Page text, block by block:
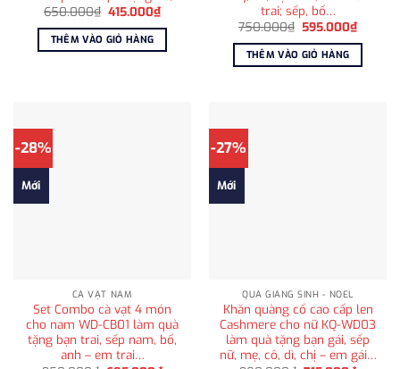
650.000₫ Giá
là:
650.000₫.
415.000₫Giá
hiện
tại
415.000₫.
THÊM VÀO GIỎ HÀNG
trai; sếp, bố…
750.000₫ Giá
là:
750.000₫.
595.000₫Giá
hiện
tại
THÊM VÀO GIỎ HÀNG
-28%
Mới
CÀ VẠT NAM
Set Combo cà vạt 4 món
cho nam WD-CB01 làm quà
tặng bạn trai, sếp nam, bố,
anh – em trai…
-27%
Mới
QUÀ GIÁNG SINH - NOEL
Khăn quàng cổ cao cấp len
Cashmere cho nữ KQ-WD03
làm quà tặng bạn gái, sếp
nữ, mẹ, cô, dì, chị – em gái…